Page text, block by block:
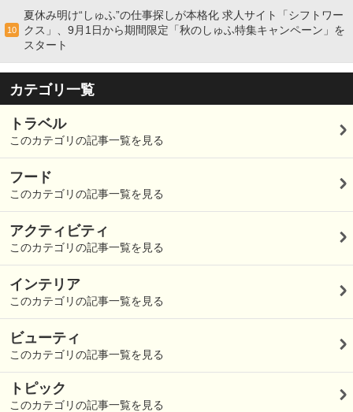
10
夏休み明け“しゅふ”の仕事探しが本格化 求人サイト「シフトワー
クス」、9月1日から期間限定「秋のしゅふ特集キャンペーン」を
スタート
カテゴリ一覧
トラベル
このカテゴリの記事一覧を見る
フード
このカテゴリの記事一覧を見る
アクティビティ
このカテゴリの記事一覧を見る
インテリア
このカテゴリの記事一覧を見る
ビューティ
このカテゴリの記事一覧を見る
トピック
このカテゴリの記事一覧を見る